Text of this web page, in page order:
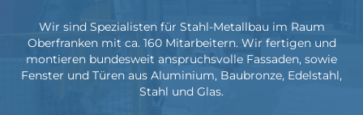
Wir sind Spezialisten für Stahl-Metallbau im Raum
Oberfranken mit ca. 160 Mitarbeitern. Wir fertigen und
montieren bundesweit anspruchsvolle Fassaden, sowie
Fenster und Türen aus Aluminium, Baubronze, Edelstahl,
Stahl und Glas.